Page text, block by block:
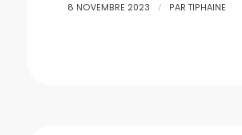
8 NOVEMBRE 2023 / PAR TIPHAINE